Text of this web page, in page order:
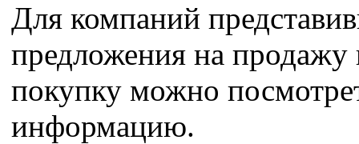
Для компаний
предложения на продажу
покупку можно
информацию.